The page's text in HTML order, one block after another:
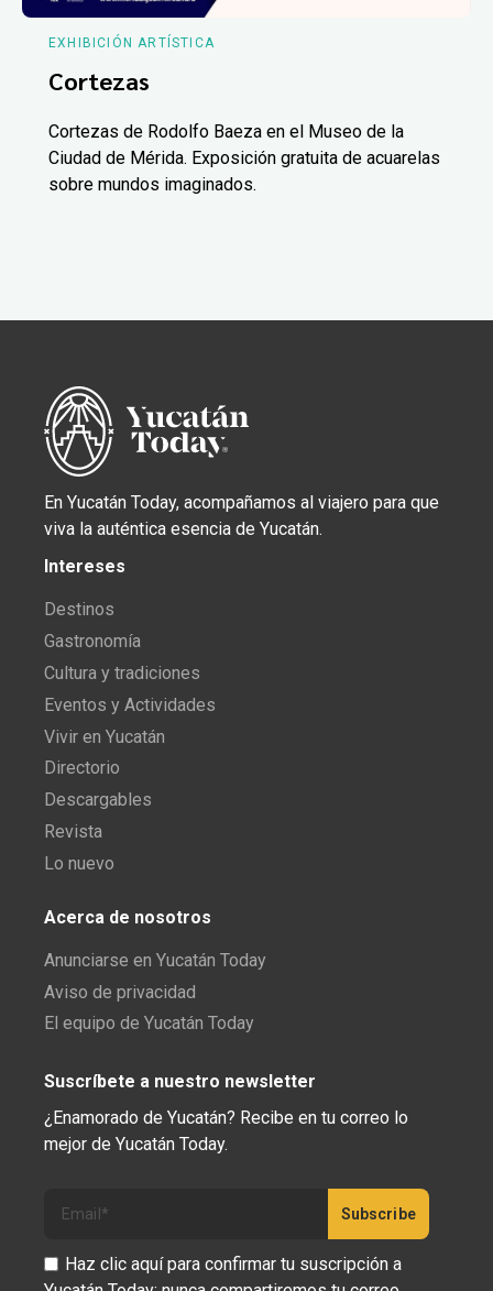
EXHIBICIÓN ARTÍSTICA
Cortezas
Cortezas de Rodolfo Baeza en el Museo de la
Ciudad de Mérida. Exposición gratuita de acuarelas
sobre mundos imaginados.
En Yucatán Today, acompañamos al viajero para que
viva la auténtica esencia de Yucatán.
Intereses
Destinos
Gastronomía
Cultura y tradiciones
Eventos y Actividades
Vivir en Yucatán
Directorio
Descargables
Revista
Lo nuevo
Acerca de nosotros
Anunciarse en Yucatán Today
Aviso de privacidad
El equipo de Yucatán Today
Suscríbete a nuestro newsletter
¿Enamorado de Yucatán? Recibe en tu correo lo
mejor de Yucatán Today.
Haz clic aquí para confirmar tu suscripción a